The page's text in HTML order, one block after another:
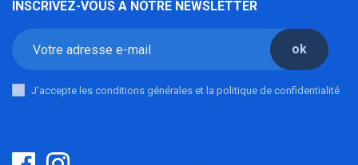
INSCRIVEZ-VOUS A NOTRE NEWSLETTER
ok
J'accepte les conditions générales et la politique de confidentialité